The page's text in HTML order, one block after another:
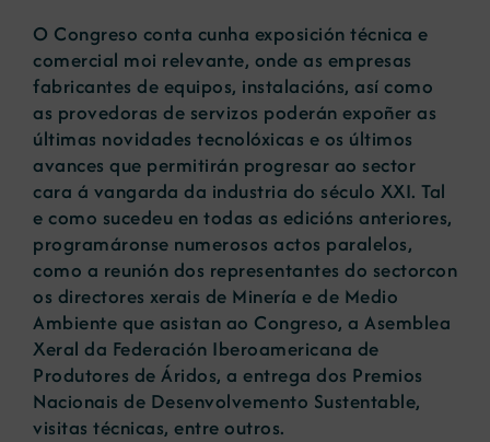
O Congreso conta cunha exposición técnica e
comercial moi relevante, onde as empresas
fabricantes de equipos, instalacións, así como
as provedoras de servizos poderán expoñer as
últimas novidades tecnolóxicas e os últimos
avances que permitirán progresar ao sector
cara á vangarda da industria do século XXI. Tal
e como sucedeu en todas as edicións anteriores,
programáronse numerosos actos paralelos,
como a reunión dos representantes do sectorcon
os directores xerais de Minería e de Medio
Ambiente que asistan ao Congreso, a Asemblea
Xeral da Federación Iberoamericana de
Produtores de Áridos, a entrega dos Premios
Nacionais de Desenvolvemento Sustentable,
visitas técnicas, entre outros.